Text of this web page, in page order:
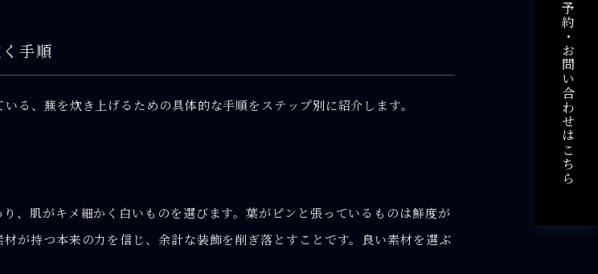
ご予約・お問い合わせはこちら
手順
る、蕪を炊き上げるための具体的な手順をステップ別に紹介します。
、肌がキメ細かく白いものを選びます。葉がピンと張っているものは鮮度が
が持つ本来の力を信じ、余計な装飾を削ぎ落とすことです。良い素材を選ぶ